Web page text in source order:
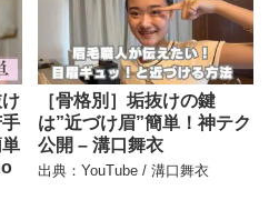
［骨格別］垢抜けの鍵
は”近づけ眉”簡単！神テク
公開 – 溝口舞衣
出典：YouTube / 溝口舞衣